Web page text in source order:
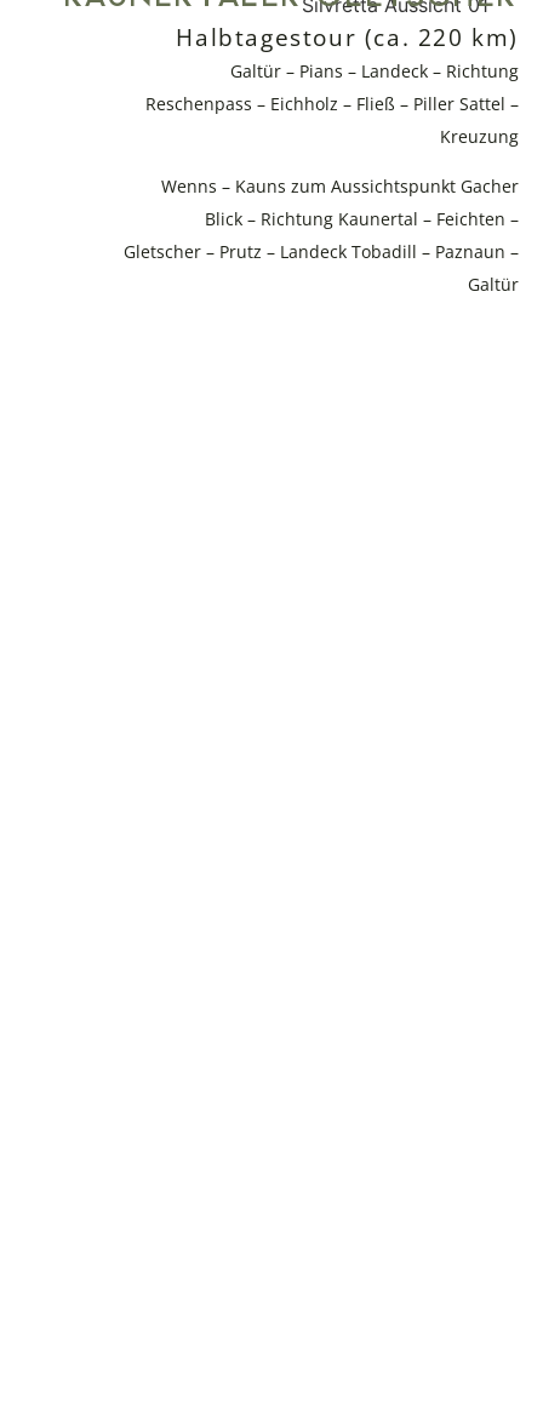
Galtür – Pians – Landeck – Richtung
Reschenpass – Eichholz – Fließ – Piller Sattel –
Kreuzung
Wenns – Kauns zum Aussichtspunkt Gacher
Blick – Richtung Kaunertal – Feichten –
Gletscher – Prutz – Landeck Tobadill – Paznaun –
Galtür
Halbtagestour (ca. 220 km)